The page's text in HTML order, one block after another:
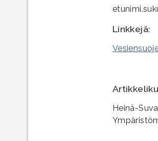
Linkkejä:
Heinä-